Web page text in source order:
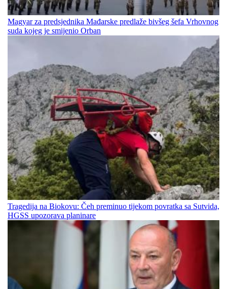
Magyar za predsjednika Mađarske predlaže bivšeg šefa Vrhovnog
suda kojeg je smijenio Orban
Tragedija na Biokovu: Čeh preminuo tijekom povratka sa Sutvida,
HGSS upozorava planinare